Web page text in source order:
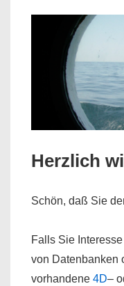
Herzlich
Schön, daß Sie
Falls Sie
von Datenbanken
vorhandene 4D–